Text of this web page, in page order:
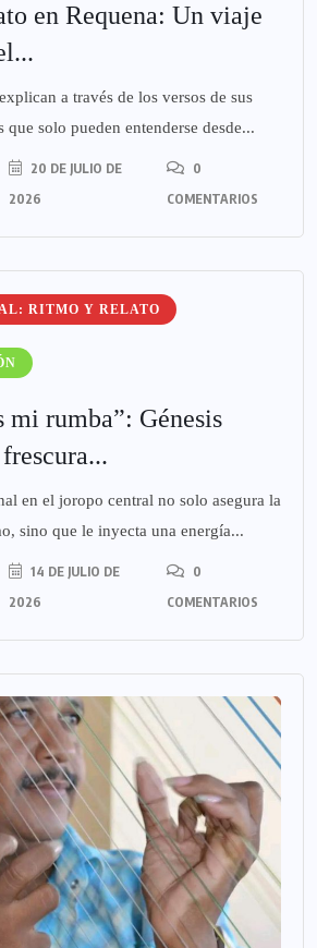
en Requena: Un viaje
a través de los versos de sus
que solo pueden entenderse desde...
20 DE JULIO DE
2026
0
COMENTARIOS
RITMO Y RELATO
mi rumba”: Génesis
en el joropo central no solo asegura la
sino que le inyecta una energía...
14 DE JULIO DE
2026
0
COMENTARIOS